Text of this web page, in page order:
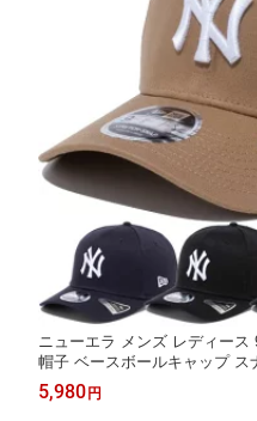
ニューエラ メンズ レディー
帽子 ベースボールキャップ
ジャーリーグ 大リーグ カジュ
ュ 送料無料 NEW ERA
5,980 円